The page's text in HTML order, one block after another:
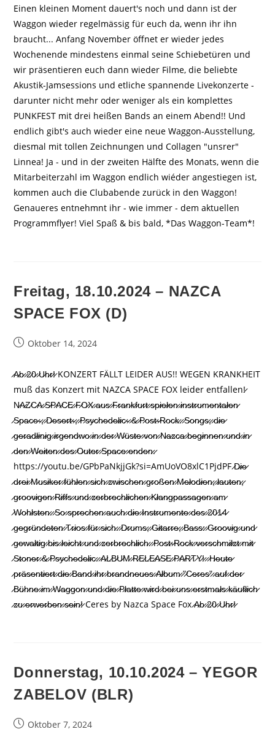
Einen kleinen Moment dauert's noch und dann ist der
Waggon wieder regelmässig für euch da, wenn ihr ihn
braucht... Anfang November öffnet er wieder jedes
Wochenende mindestens einmal seine Schiebetüren und
wir präsentieren euch dann wieder Filme, die beliebte
Akustik-Jamsessions und etliche spannende Livekonzerte -
darunter nicht mehr oder weniger als ein komplettes
PUNKFEST mit drei heißen Bands an einem Abend!! Und
endlich gibt's auch wieder eine neue Waggon-Ausstellung,
diesmal mit tollen Zeichnungen und Collagen "unsrer"
Linnea! Ja - und in der zweiten Hälfte des Monats, wenn die
Mitarbeiterzahl im Waggon endlich wiéder angestiegen ist,
kommen auch die Clubabende zurück in den Waggon!
Genaueres entnehmnt ihr - wie immer - dem aktuellen
Programmflyer! Viel Spaß & bis bald, *Das Waggon-Team*!
Freitag, 18.10.2024 – NAZCA
SPACE FOX (D)
BeitragOktober 14, 2024
̷A̷b̷ ̷2̷0̷ ̷U̷h̷r̷!̷ KONZERT FÄLLT LEIDER AUS!! WEGEN KRANKHEIT
muß das Konzert mit NAZCA SPACE FOX leider entfallen!̷
N̷A̷Z̷C̷A̷ ̷S̷P̷A̷C̷E̷ ̷F̷O̷X̷ ̷a̷u̷s̷ ̷F̷r̷a̷n̷k̷f̷u̷r̷t̷ ̷s̷p̷i̷e̷l̷e̷n̷ ̷i̷n̷s̷t̷r̷u̷m̷e̷n̷t̷a̷l̷e̷n̷
̷S̷p̷a̷c̷e̷-̷,̷ ̷D̷e̷s̷e̷r̷t̷-̷,̷ ̷P̷s̷y̷c̷h̷e̷d̷e̷l̷i̷c̷-̷ ̷&̷ ̷P̷o̷s̷t̷-̷R̷o̷c̷k̷.̷ ̷S̷o̷n̷g̷s̷,̷ ̷d̷i̷e̷
̷g̷e̷r̷a̷d̷l̷i̷n̷i̷g̷ ̷i̷r̷g̷e̷n̷d̷w̷o̷ ̷i̷n̷ ̷d̷e̷r̷ ̷W̷ü̷s̷t̷e̷ ̷v̷o̷n̷ ̷N̷a̷z̷c̷a̷ ̷b̷e̷g̷i̷n̷n̷e̷n̷ ̷u̷n̷d̷ ̷i̷n̷
̷d̷e̷n̷ ̷W̷e̷i̷t̷e̷n̷ ̷d̷e̷s̷ ̷O̷u̷t̷e̷r̷ ̷S̷p̷a̷c̷e̷ ̷e̷n̷d̷e̷n̷.̷
https://youtu.be/GPbPaNkjjGk?si=AmUoVO8xlC1PjdPF ̷D̷i̷e̷
̷d̷r̷e̷i̷ ̷M̷u̷s̷i̷k̷e̷r̷ ̷f̷ü̷h̷l̷e̷n̷ ̷s̷i̷c̷h̷ ̷z̷w̷i̷s̷c̷h̷e̷n̷ ̷g̷r̷o̷ß̷e̷n̷ ̷M̷e̷l̷o̷d̷i̷e̷n̷,̷ ̷l̷a̷u̷t̷e̷n̷,̷
̷g̷r̷o̷o̷v̷i̷g̷e̷n̷ ̷R̷i̷f̷f̷s̷ ̷u̷n̷d̷ ̷z̷e̷r̷b̷r̷e̷c̷h̷l̷i̷c̷h̷e̷n̷ ̷K̷l̷a̷n̷g̷p̷a̷s̷s̷a̷g̷e̷n̷ ̷a̷m̷
̷W̷o̷h̷l̷s̷t̷e̷n̷.̷ ̷S̷o̷ ̷s̷p̷r̷e̷c̷h̷e̷n̷ ̷a̷u̷c̷h̷ ̷d̷i̷e̷ ̷I̷n̷s̷t̷r̷u̷m̷e̷n̷t̷e̷ ̷d̷e̷s̷ ̷2̷0̷1̷4̷
̷g̷e̷g̷r̷ü̷n̷d̷e̷t̷e̷n̷ ̷T̷r̷i̷o̷s̷ ̷f̷ü̷r̷ ̷s̷i̷c̷h̷.̷ ̷D̷r̷u̷m̷s̷,̷ ̷G̷i̷t̷a̷r̷r̷e̷,̷ ̷B̷a̷s̷s̷:̷ ̷G̷r̷o̷o̷v̷i̷g̷ ̷u̷n̷d̷
̷g̷e̷w̷a̷l̷t̷i̷g̷ ̷b̷i̷s̷ ̷l̷e̷i̷c̷h̷t̷ ̷u̷n̷d̷ ̷z̷e̷r̷b̷r̷e̷c̷h̷l̷i̷c̷h̷.̷ ̷P̷o̷s̷t̷-̷R̷o̷c̷k̷ ̷v̷e̷r̷s̷c̷h̷m̷i̷l̷z̷t̷ ̷m̷i̷t̷
̷S̷t̷o̷n̷e̷r̷ ̷&̷ ̷P̷s̷y̷c̷h̷e̷d̷e̷l̷i̷c̷.̷ ̷A̷L̷B̷U̷M̷ ̷R̷E̷L̷E̷A̷S̷E̷ ̷P̷A̷R̷T̷Y̷!̷ ̷ ̷H̷e̷u̷t̷e̷
̷p̷r̷ä̷s̷e̷n̷t̷i̷e̷r̷t̷ ̷d̷i̷e̷ ̷B̷a̷n̷d̷ ̷i̷h̷r̷ ̷b̷r̷a̷n̷d̷n̷e̷u̷e̷s̷ ̷A̷l̷b̷u̷m̷ ̷"̷C̷e̷r̷e̷s̷"̷ ̷a̷u̷f̷ ̷d̷e̷r̷
̷B̷ü̷h̷n̷e̷ ̷i̷m̷ ̷W̷a̷g̷g̷o̷n̷ ̷u̷n̷d̷ ̷d̷i̷e̷ ̷P̷l̷a̷t̷t̷e̷ ̷w̷i̷r̷d̷ ̷b̷e̷i̷ ̷u̷n̷s̷ ̷e̷r̷s̷t̷m̷a̷l̷s̷ ̷k̷ä̷u̷f̷l̷i̷c̷h̷
̷z̷u̷ ̷e̷r̷w̷e̷r̷b̷e̷n̷ ̷s̷e̷i̷n̷!̷ Ceres by Nazca Space Fox ̷A̷b̷ ̷2̷0̷ ̷U̷h̷r̷!̷
Donnerstag, 10.10.2024 – YEGOR
ZABELOV (BLR)
BeitragOktober 7, 2024